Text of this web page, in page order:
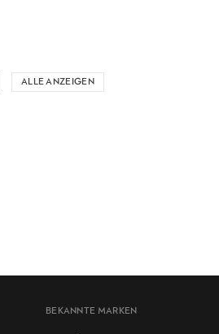
ALLE ANZEIGEN
BEKANNTE MARKEN